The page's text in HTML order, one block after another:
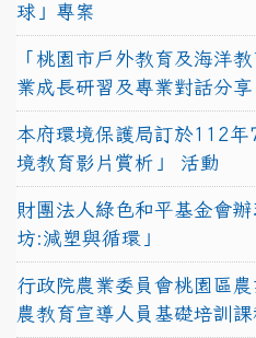
球」專案
「桃園市戶外教育及海洋
業成長研習及專業對話分
本府環境保護局訂於112
境教育影片賞析」 活動
財團法人綠色和平基金會
坊:減塑與循環」
行政院農業委員會桃園區
農教育宣導人員基礎培訓課